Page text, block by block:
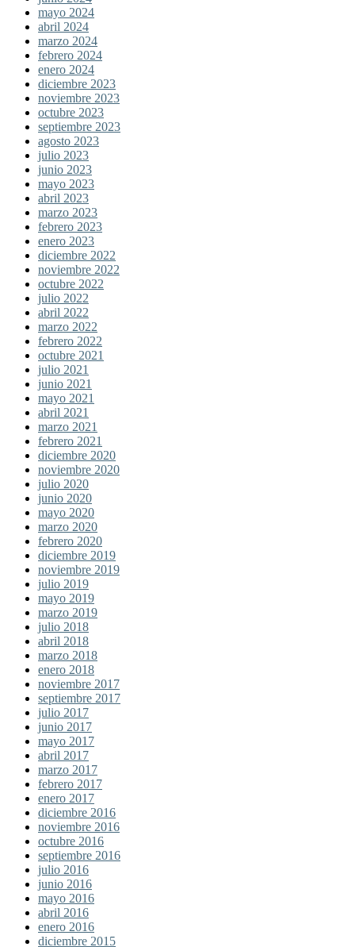
mayo 2024
abril 2024
marzo 2024
febrero 2024
enero 2024
diciembre 2023
noviembre 2023
octubre 2023
septiembre 2023
agosto 2023
julio 2023
junio 2023
mayo 2023
abril 2023
marzo 2023
febrero 2023
enero 2023
diciembre 2022
noviembre 2022
octubre 2022
julio 2022
abril 2022
marzo 2022
febrero 2022
octubre 2021
julio 2021
junio 2021
mayo 2021
abril 2021
marzo 2021
febrero 2021
diciembre 2020
noviembre 2020
julio 2020
junio 2020
mayo 2020
marzo 2020
febrero 2020
diciembre 2019
noviembre 2019
julio 2019
mayo 2019
marzo 2019
julio 2018
abril 2018
marzo 2018
enero 2018
noviembre 2017
septiembre 2017
julio 2017
junio 2017
mayo 2017
abril 2017
marzo 2017
febrero 2017
enero 2017
diciembre 2016
noviembre 2016
octubre 2016
septiembre 2016
julio 2016
junio 2016
mayo 2016
abril 2016
enero 2016
diciembre 2015